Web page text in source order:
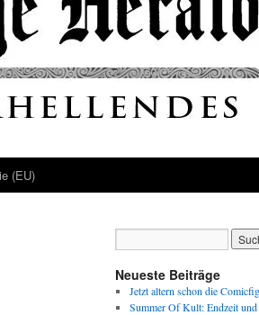
(EU)
Neueste Beiträge
Jetzt altern schon die
Summer Of Kult: Endzeit und